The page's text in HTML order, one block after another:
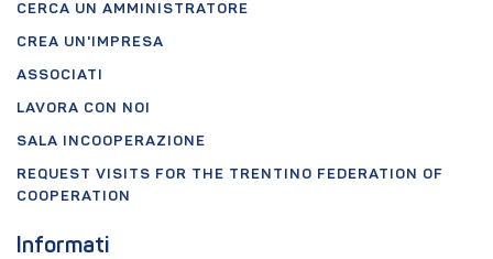
CERCA UN AMMINISTRATORE
CREA UN'IMPRESA
ASSOCIATI
LAVORA CON NOI
SALA INCOOPERAZIONE
REQUEST VISITS FOR THE TRENTINO FEDERATION OF
COOPERATION
Informati